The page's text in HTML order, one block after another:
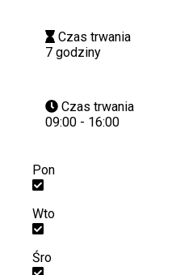
Czas trwania
7 godziny
Czas trwania
09:00 - 16:00
Pon
Wto
Śro